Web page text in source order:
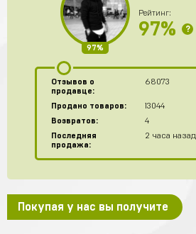
97%
Рейтинг:
97% ?
Отзывов о
продавце:
68073
Продано товаров:
13044
Возвратов:
4
Последняя
продажа:
2 часа назад
Покупая у нас вы получите